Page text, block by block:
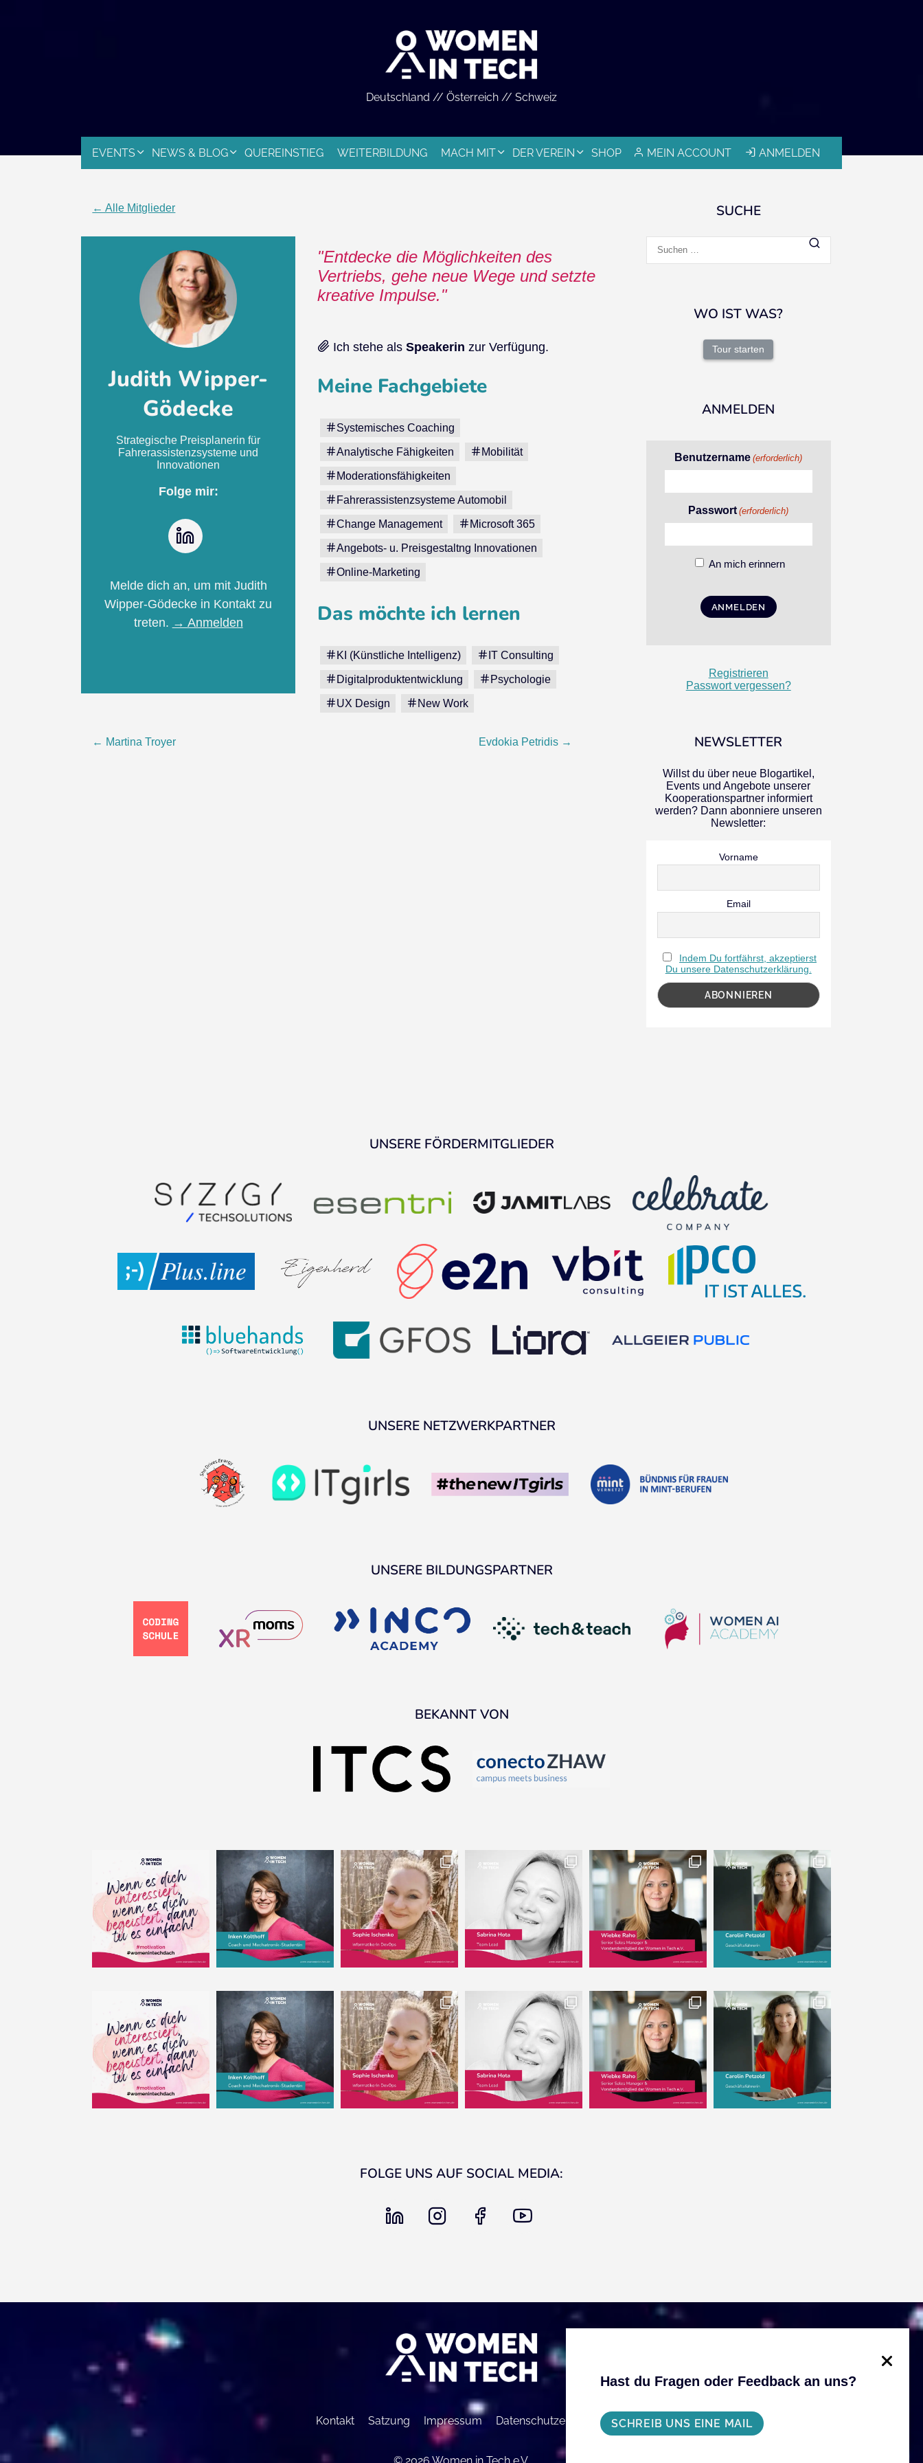
Deutschland // Österreich // Schweiz
MEIN ACCOUNT ANMELDEN
EVENTS NEWS & BLOG QUEREINSTIEG WEITERBILDUNG MACH MIT DER VEREIN SHOP
← Alle Mitglieder
Judith Wipper-
Gödecke
Strategische Preisplanerin für
Fahrerassistenzsysteme und
Innovationen
Folge mir:
Melde dich an, um mit Judith
Wipper-Gödecke in Kontakt zu
treten. → Anmelden
Entdecke die Möglichkeiten des
Vertriebs, gehe neue Wege und setzte
kreative Impulse.
Ich stehe als Speakerin zur Verfügung.
Meine Fachgebiete
Systemisches Coaching
Analytische Fähigkeiten Mobilität
Moderationsfähigkeiten
Fahrerassistenzsysteme Automobil
Change Management Microsoft 365
Angebots- u. Preisgestaltng Innovationen
Online-Marketing
Das möchte ich lernen
KI (Künstliche Intelligenz) IT Consulting
Digitalproduktentwicklung Psychologie
UX Design New Work
Beitragsnavigation
← Martina Troyer Evdokia Petridis →
SUCHE
nach:
WO IST WAS?
Tour starten
ANMELDEN
Benutzername (erforderlich)
Passwort (erforderlich)
An mich erinnern
Registrieren
Passwort vergessen?
NEWSLETTER
Willst du über neue Blogartikel,
Events und Angebote unserer
Kooperationspartner informiert
werden? Dann abonniere unseren
Newsletter:
Vorname
Email
Indem Du fortfährst, akzeptierst
Du unsere Datenschutzerklärung.
UNSERE FÖRDERMITGLIEDER
UNSERE NETZWERKPARTNER
UNSERE BILDUNGSPARTNER
BEKANNT VON
FOLGE UNS AUF SOCIAL MEDIA:
linkedin instagram
Kontakt Satzung Impressum Datenschutzerklärung
© 2026 Women in Tech e.V.
Hast du Fragen oder Feedback an uns?
SCHREIB UNS EINE MAIL